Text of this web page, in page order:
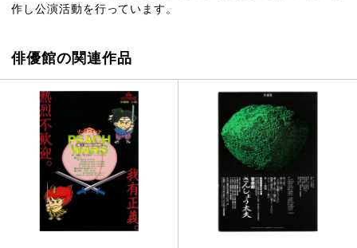
作し公演活動を行っています。
俳優館の関連作品